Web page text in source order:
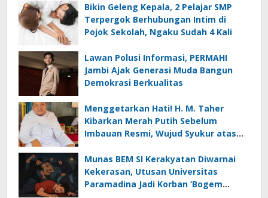
Bikin Geleng Kepala, 2 Pelajar SMP
Terpergok Berhubungan Intim di
Pojok Sekolah, Ngaku Sudah 4 Kali
Lawan Polusi Informasi, PERMAHI
Jambi Ajak Generasi Muda Bangun
Demokrasi Berkualitas
Menggetarkan Hati! H. M. Taher
Kibarkan Merah Putih Sebelum
Imbauan Resmi, Wujud Syukur atas
Munas BEM SI Kerakyatan Diwarnai
Kekerasan, Utusan Universitas
Paramadina Jadi Korban ‘Bogem